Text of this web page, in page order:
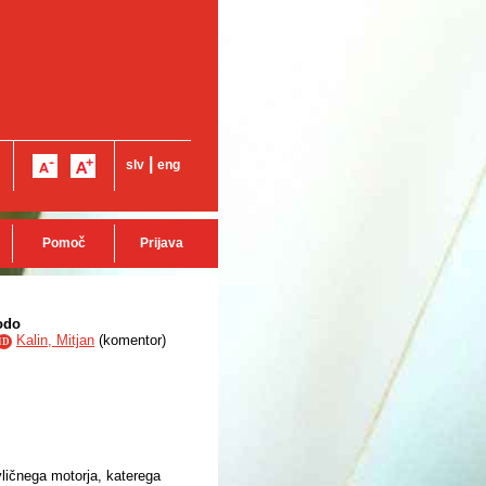
slv eng
Pomoč Prijava
Kalin, Mitjan (komentor)
motorja, katerega